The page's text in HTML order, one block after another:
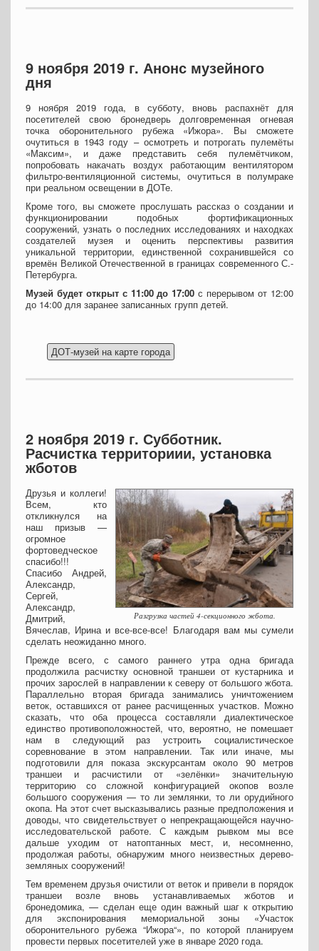
9 ноября 2019 г. Анонс музейного
дня
9 ноября 2019 года, в субботу, вновь распахнёт для
посетителей свою бронедверь долговременная огневая
точка оборонительного рубежа «Ижора». Вы сможете
очутиться в 1943 году – осмотреть и потрогать пулемёты
«Максим», и даже представить себя пулемётчиком,
попробовать накачать воздух работающим вентилятором
фильтро-вентиляционной системы, очутиться в полумраке
при реальном освещении в ДОТе.
Кроме того, вы сможете прослушать рассказ о создании и
функционировании подобных фортификационных
сооружений, узнать о последних исследованиях и находках
создателей музея и оценить перспективы развития
уникальной территории, единственной сохранившейся со
времён Великой Отечественной в границах современного С.-
Петербурга.
Музей будет открыт с 11:00 до 17:00 с перерывом от 12:00
до 14:00 для заранее записанных групп детей.
2 ноября 2019 г. Субботник.
Расчистка территориии, установка
жботов
Разгрузка частей 4-секционного жбота.
Друзья и коллеги!
Всем, кто
откликнулся на
наш призыв —
огромное
фортоведческое
спасибо!!!
Спасибо Андрей,
Александр,
Сергей,
Александр,
Дмитрий,
Вячеслав, Ирина и все-все-все! Благодаря вам мы сумели
сделать неожиданно много.
Прежде всего, с самого раннего утра одна бригада
продолжила расчистку основной траншеи от кустарника и
прочих зарослей в направлении к северу от большого жбота.
Параллельно вторая бригада занимались уничтожением
веток, оставшихся от ранее расчищенных участков. Можно
сказать, что оба процесса составляли диалектическое
единство противоположностей, что, вероятно, не помешает
нам в следующий раз устроить социалистическое
соревнование в этом направлении. Так или иначе, мы
подготовили для показа экскурсантам около 90 метров
траншеи и расчистили от «зелёнки» значительную
территорию со сложной конфигурацией окопов возле
большого сооружения — то ли землянки, то ли орудийного
окопа. На этот счет высказывались разные предположения и
доводы, что свидетельствует о непрекращающейся научно-
исследовательской работе. С каждым рывком мы все
дальше уходим от натоптанных мест, и, несомненно,
продолжая работы, обнаружим много неизвестных дерево-
земляных сооружений!
Тем временем друзья очистили от веток и привели в порядок
траншеи возле вновь устанавливаемых жботов и
бронедомика, — сделан еще один важный шаг к открытию
для экспонирования мемориальной зоны «Участок
оборонительного рубежа “Ижора“», по которой планируем
провести первых посетителей уже в январе 2020 года.